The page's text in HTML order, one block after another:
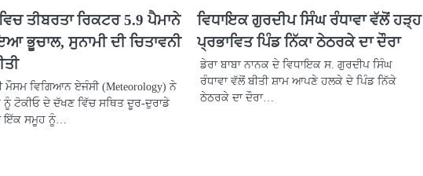
ਤੀਬਰਤਾ ਰਿਕਟਰ 5.9 ਪੈਮਾਨੇ
ਭੂਚਾਲ, ਸੁਨਾਮੀ ਦੀ ਚਿਤਾਵਨੀ
ਮੌਸਮ ਵਿਗਿਆਨ ਏਜੰਸੀ (Meteorology) ਨੇ
ਨੂੰ ਟੋਕੀਓ ਦੇ ਦੱਖਣ ਵਿੱਚ ਸਥਿਤ ਦੂਰ-ਦੁਰਾਡੇ
ਇੱਕ ਸਮੂਹ ਨੂੰ…
ਵਿਧਾਇਕ ਗੁਰਦੀਪ ਸਿੰਘ ਰੰਧਾਵਾ ਵੱਲੋਂ ਹੜ੍ਹ
ਪ੍ਰਭਾਵਿਤ ਪਿੰਡ ਨਿੱਕਾ ਠੇਠਰਕੇ ਦਾ ਦੌਰਾ
ਡੇਰਾ ਬਾਬਾ ਨਾਨਕ ਦੇ ਵਿਧਾਇਕ ਸ. ਗੁਰਦੀਪ ਸਿੰਘ
ਰੰਧਾਵਾ ਵੱਲੋਂ ਬੀਤੀ ਸ਼ਾਮ ਆਪਣੇ ਹਲਕੇ ਦੇ ਪਿੰਡ ਨਿੱਕੇ
ਠੇਠਰਕੇ ਦਾ ਦੌਰਾ…